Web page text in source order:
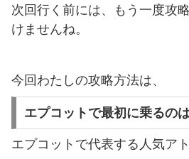
次回行く前には、もう一度攻
けませんね。
今回わたしの攻略方法は、
エプコットで最初に乗るの
エプコットで代表する人気ア